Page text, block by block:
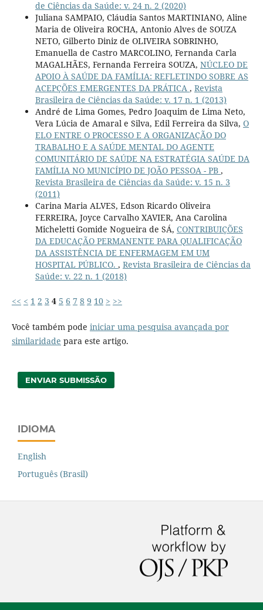
de Ciências da Saúde: v. 24 n. 2 (2020)
Juliana SAMPAIO, Cláudia Santos MARTINIANO, Aline
Maria de Oliveira ROCHA, Antonio Alves de SOUZA
NETO, Gilberto Diniz de OLIVEIRA SOBRINHO,
Emanuella de Castro MARCOLINO, Fernanda Carla
MAGALHÃES, Fernanda Ferreira SOUZA, NÚCLEO DE
APOIO À SAÚDE DA FAMÍLIA: REFLETINDO SOBRE AS
ACEPÇÕES EMERGENTES DA PRÁTICA , Revista
Brasileira de Ciências da Saúde: v. 17 n. 1 (2013)
André de Lima Gomes, Pedro Joaquim de Lima Neto,
Vera Lúcia de Amaral e Silva, Edil Ferreira da Silva, O
ELO ENTRE O PROCESSO E A ORGANIZAÇÃO DO
TRABALHO E A SAÚDE MENTAL DO AGENTE
COMUNITÁRIO DE SAÚDE NA ESTRATÉGIA SAÚDE DA
FAMÍLIA NO MUNICÍPIO DE JOÃO PESSOA - PB ,
Revista Brasileira de Ciências da Saúde: v. 15 n. 3
(2011)
Carina Maria ALVES, Edson Ricardo Oliveira
FERREIRA, Joyce Carvalho XAVIER, Ana Carolina
Micheletti Gomide Nogueira de SÁ, CONTRIBUIÇÕES
DA EDUCAÇÃO PERMANENTE PARA QUALIFICAÇÃO
DA ASSISTÊNCIA DE ENFERMAGEM EM UM
HOSPITAL PÚBLICO. , Revista Brasileira de Ciências da
Saúde: v. 22 n. 1 (2018)
<< < 1 2 3 4 5 6 7 8 9 10 > >>
Você também pode iniciar uma pesquisa avançada por
similaridade para este artigo.
ENVIAR SUBMISSÃO
IDIOMA
English
Português (Brasil)